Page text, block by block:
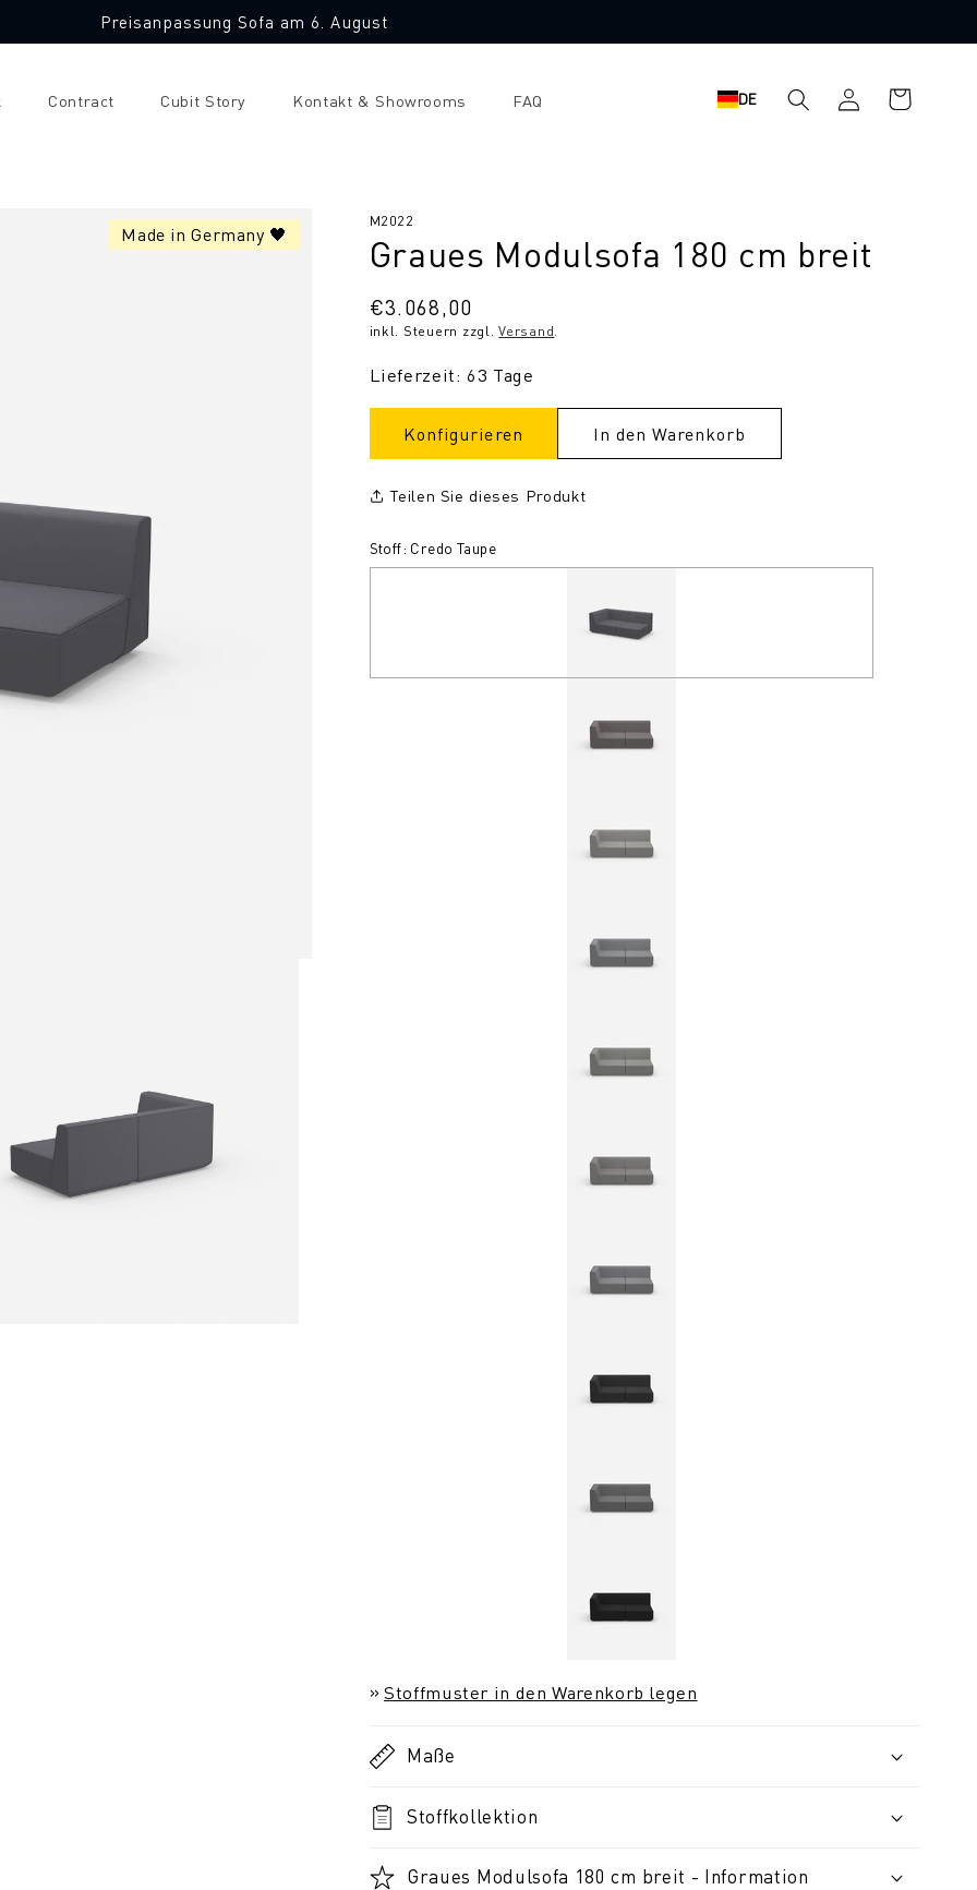
Preisanpassung Sofa am 6. August
Contract Cubit Story Kontakt & Showrooms FAQ DE EinloggenWarenkorb
Made in Germany 🖤
SKU:
M2022
Graues Modulsofa 180 cm breit
Normaler
Preis
€3.068,00
inkl. Steuern zzgl.Versand.
Lieferzeit: 63 Tage
Konfigurieren In den Warenkorb
Teilen Sie dieses Produkt
Stoff: Credo Taupe
Stoffmuster in den Warenkorb legen
Maße
Stoffkollektion
Graues Modulsofa 180 cm breit - Information